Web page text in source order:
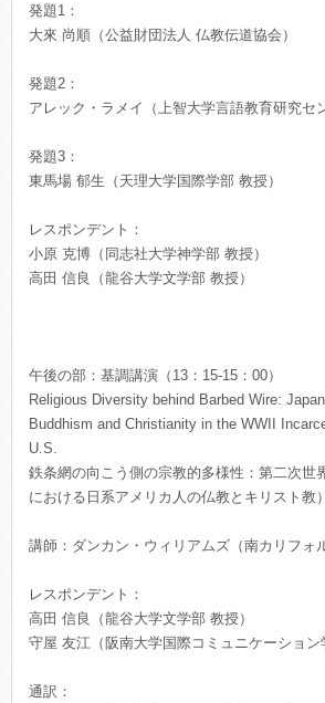
発題1：
大來 尚順（公益財団法人 仏教伝道協会）
発題2：
アレック・ラメイ（上智大学言語教育研究セ
発題3：
東馬場 郁生（天理大学国際学部 教授）
レスポンデント：
小原 克博（同志社大学神学部 教授）
高田 信良（龍谷大学文学部 教授）
午後の部：基調講演（13：15-15：00）
Religious Diversity behind Barbed Wire:
Buddhism and Christianity in the WWII
U.S.
鉄条網の向こう側の宗教的多様性： 第二次世
における日系アメリカ人の仏教とキ リスト教）
講師：ダンカン・ウィリアムズ（南カリフォ
レスポンデント：
高田 信良（龍谷大学文学部 教授）
守屋 友江（阪南大学国際コミュニケーション
通訳：